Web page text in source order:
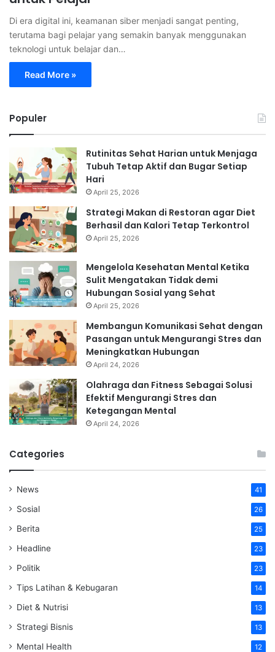
Di era digital ini, keamanan siber menjadi sangat penting,
terutama bagi pelajar yang semakin banyak menggunakan
teknologi untuk belajar dan…
Read More »
Populer
Rutinitas Sehat Harian untuk Menjaga
Tubuh Tetap Aktif dan Bugar Setiap
Hari
April 25, 2026
Strategi Makan di Restoran agar Diet
Berhasil dan Kalori Tetap Terkontrol
April 25, 2026
Mengelola Kesehatan Mental Ketika
Sulit Mengatakan Tidak demi
Hubungan Sosial yang Sehat
April 25, 2026
Membangun Komunikasi Sehat dengan
Pasangan untuk Mengurangi Stres dan
Meningkatkan Hubungan
April 24, 2026
Olahraga dan Fitness Sebagai Solusi
Efektif Mengurangi Stres dan
Ketegangan Mental
April 24, 2026
Categories
News 41
Sosial 26
Berita 25
Headline 23
Politik 23
Tips Latihan & Kebugaran 14
Diet & Nutrisi 13
Strategi Bisnis 13
Mental Health 12